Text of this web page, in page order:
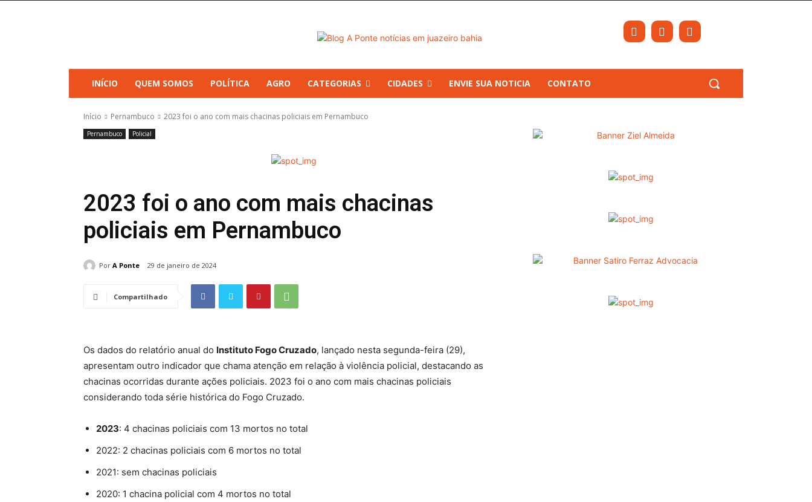
INÍCIO QUEM SOMOS POLÍTICA AGRO CATEGORIAS CIDADES ENVIE SUA NOTICIA CONTATO
Início Pernambuco 2023 foi o ano com mais chacinas policiais em Pernambuco
Pernambuco Policial
2023 foi o ano com mais chacinas
policiais em Pernambuco
Por A Ponte 29 de janeiro de 2024
Compartilhado
Os dados do relatório anual do Instituto Fogo Cruzado, lançado nesta segunda-feira (29),
apresentam outro indicador que chama atenção em relação à violência policial, destacando as
chacinas ocorridas durante ações policiais. 2023 foi o ano com mais chacinas policiais
considerando toda série histórica do Fogo Cruzado.
2023: 4 chacinas policiais com 13 mortos no total
2022: 2 chacinas policiais com 6 mortos no total
2021: sem chacinas policiais
2020: 1 chacina policial com 4 mortos no total